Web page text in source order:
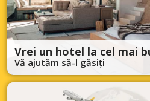
Vrei un hotel la cel mai
Vă ajutăm să-l găsiți